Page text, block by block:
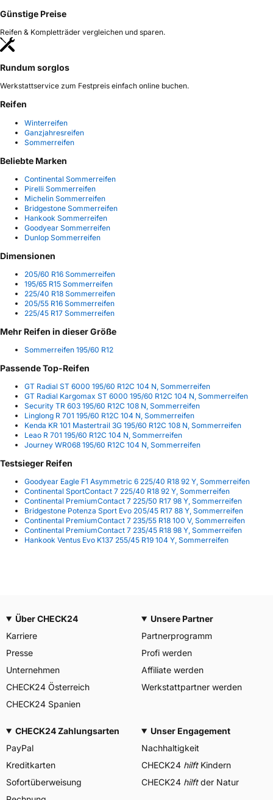
Günstige Preise
Reifen & Kompletträder vergleichen und sparen.
Rundum sorglos
Werkstattservice zum Festpreis einfach online buchen.
Reifen
Winterreifen
Ganzjahresreifen
Sommerreifen
Beliebte Marken
Continental Sommerreifen
Pirelli Sommerreifen
Michelin Sommerreifen
Bridgestone Sommerreifen
Hankook Sommerreifen
Goodyear Sommerreifen
Dunlop Sommerreifen
Dimensionen
205/60 R16 Sommerreifen
195/65 R15 Sommerreifen
225/40 R18 Sommerreifen
205/55 R16 Sommerreifen
225/45 R17 Sommerreifen
Mehr Reifen in dieser Größe
Sommerreifen 195/60 R12
Passende Top-Reifen
GT Radial ST 6000 195/60 R12C 104 N, Sommerreifen
GT Radial Kargomax ST 6000 195/60 R12C 104 N, Sommerreifen
Security TR 603 195/60 R12C 108 N, Sommerreifen
Linglong R 701 195/60 R12C 104 N, Sommerreifen
Kenda KR 101 Mastertrail 3G 195/60 R12C 108 N, Sommerreifen
Leao R 701 195/60 R12C 104 N, Sommerreifen
Journey WR068 195/60 R12C 104 N, Sommerreifen
Testsieger Reifen
Goodyear Eagle F1 Asymmetric 6 225/40 R18 92 Y, Sommerreifen
Continental SportContact 7 225/40 R18 92 Y, Sommerreifen
Continental PremiumContact 7 225/50 R17 98 Y, Sommerreifen
Bridgestone Potenza Sport Evo 205/45 R17 88 Y, Sommerreifen
Continental PremiumContact 7 235/55 R18 100 V, Sommerreifen
Continental PremiumContact 7 235/45 R18 98 Y, Sommerreifen
Hankook Ventus Evo K137 255/45 R19 104 Y, Sommerreifen
Über CHECK24
Karriere
Presse
Unternehmen
CHECK24 Österreich
CHECK24 Spanien
Unsere Partner
Partnerprogramm
Profi werden
Affiliate werden
Werkstattpartner werden
CHECK24 Zahlungsarten
PayPal
Kreditkarten
Sofortüberweisung
Unser Engagement
Nachhaltigkeit
CHECK24 hilftKindern
CHECK24 hilftder Natur